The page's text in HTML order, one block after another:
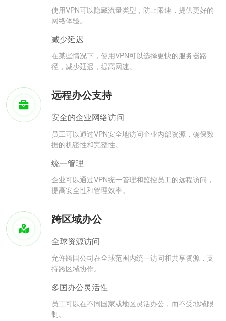
使用VPN可以隐藏流量类型，防止限速，提供更好的
网络体验。
减少延迟
在某些情况下，使用VPN可以选择更快的服务器路
径，减少延迟，提高网速。
远程办公支持
安全的企业网络访问
员工可以通过VPN安全地访问企业内部资源，确保数
据的机密性和完整性。
统一管理
企业可以通过VPN统一管理和监控员工的远程访问，
提高安全性和管理效率。
跨区域办公
全球资源访问
允许跨国公司在全球范围内统一访问和共享资源，支
持跨区域协作。
多国办公灵活性
员工可以在不同国家或地区灵活办公，而不受地域限
制。